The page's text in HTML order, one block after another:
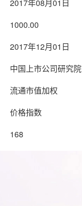
2017年08月01日
1000.00
2017年12月01日
中国上市公司研究院
流通市值加权
价格指数
168